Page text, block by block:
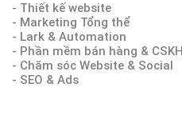
- Thiết kế website
- Marketing Tổng thể
- Lark & Automation
- Phần mềm bán hàng & CSKH
- Chăm sóc Website & Social
- SEO & Ads